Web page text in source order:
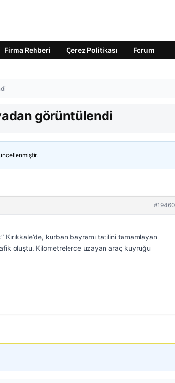
Firma Rehberi Çerez Politikası Forum
görüntülendi
#19460
kurban bayramı tatilini tamamlayan
oluştu. Kilometrelerce uzayan araç kuyruğu